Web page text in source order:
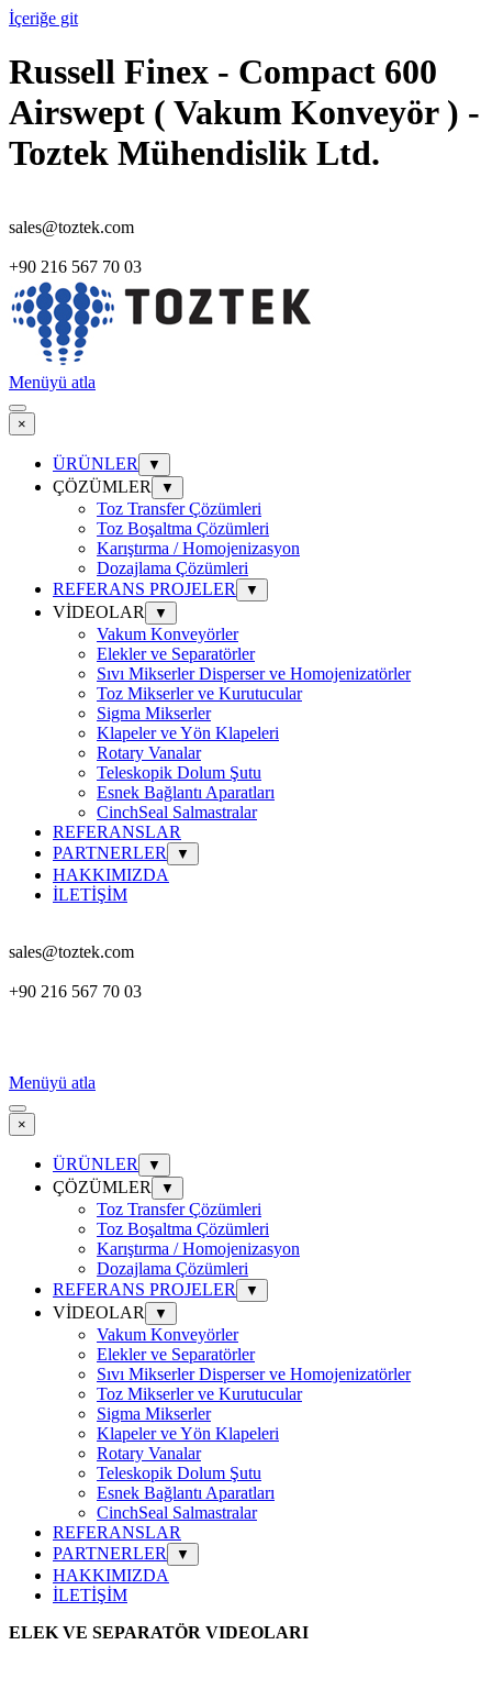
İçeriğe git
Russell Finex - Compact 600
Airswept ( Vakum Konveyör ) -
Toztek Mühendislik Ltd.
sales@toztek.com
+90 216 567 70 03
Menüyü atla
×
ÜRÜNLER ▼
ÇÖZÜMLER ▼
Toz Transfer Çözümleri
Toz Boşaltma Çözümleri
Karıştırma / Homojenizasyon
Dozajlama Çözümleri
REFERANS PROJELER
▼
VİDEOLAR ▼
Vakum Konveyörler
Elekler ve Separatörler
Sıvı Mikserler Disperser ve Homojenizatörler
Toz Mikserler ve Kurutucular
Sigma Mikserler
Klapeler ve Yön Klapeleri
Rotary Vanalar
Teleskopik Dolum Şutu
Esnek Bağlantı Aparatları
CinchSeal Salmastralar
REFERANSLAR
PARTNERLER
▼
HAKKIMIZDA
İLETİŞİM
sales@toztek.com
+90 216 567 70 03
Menüyü atla
×
ÜRÜNLER ▼
ÇÖZÜMLER ▼
Toz Transfer Çözümleri
Toz Boşaltma Çözümleri
Karıştırma / Homojenizasyon
Dozajlama Çözümleri
REFERANS PROJELER
▼
VİDEOLAR ▼
Vakum Konveyörler
Elekler ve Separatörler
Sıvı Mikserler Disperser ve Homojenizatörler
Toz Mikserler ve Kurutucular
Sigma Mikserler
Klapeler ve Yön Klapeleri
Rotary Vanalar
Teleskopik Dolum Şutu
Esnek Bağlantı Aparatları
CinchSeal Salmastralar
REFERANSLAR
PARTNERLER
▼
HAKKIMIZDA
İLETİŞİM
ELEK VE SEPARATÖR VIDEOLARI